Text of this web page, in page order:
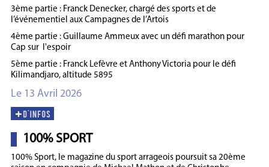
3ème partie : Franck Denecker, chargé des sports et de
l’événementiel aux Campagnes de l’Artois
4ème partie : Guillaume Ammeux avec un défi marathon pour
Cap sur l'espoir
5ème partie : Franck Lefèvre et Anthony Victoria pour le défi
Kilimandjaro, altitude 5895
Le 13 Avril 2026
100% SPORT
100% Sport, le magazine du sport arrageois poursuit sa 20ème